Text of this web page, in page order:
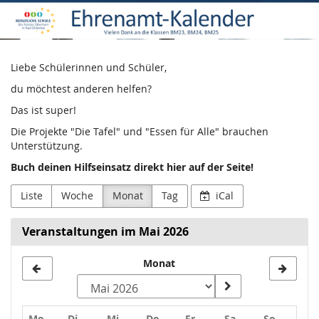
Zum
Haupt-
Inhalt
Ehrenamt-
Kalender
Liebe Schülerinnen und Schüler,
du möchtest anderen helfen?
Das ist super!
Die Projekte "Die Tafel" und "Essen für Alle" brauchen
Unterstützung.
Buch deinen Hilfseinsatz direkt hier auf der Seite!
Liste Woche Monat Tag iCal
Veranstaltungen im Mai 2026
zur
Anzeige
Monat